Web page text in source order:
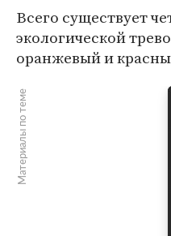
Всего существует
экологической
оранжевый и
Материалы по теме